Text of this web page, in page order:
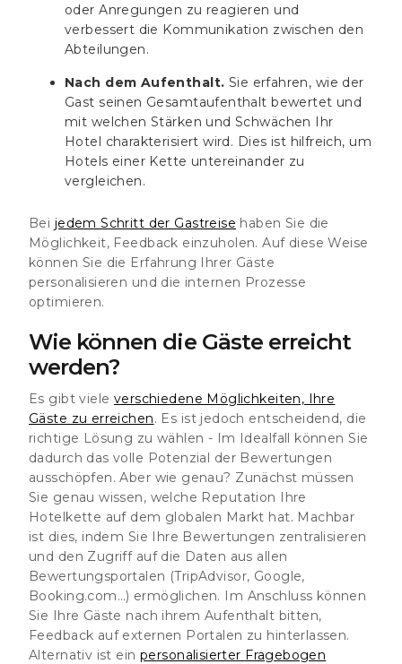
oder Anregungen zu reagieren und
verbessert die Kommunikation zwischen den
Abteilungen.
Nach dem Aufenthalt. Sie erfahren, wie der
Gast seinen Gesamtaufenthalt bewertet und
mit welchen Stärken und Schwächen Ihr
Hotel charakterisiert wird. Dies ist hilfreich, um
Hotels einer Kette untereinander zu
vergleichen.
Bei jedem Schritt der Gastreise haben Sie die
Möglichkeit, Feedback einzuholen. Auf diese Weise
können Sie die Erfahrung Ihrer Gäste
personalisieren und die internen Prozesse
optimieren.
Wie können die Gäste erreicht
werden?
Es gibt viele verschiedene Möglichkeiten, Ihre
Gäste zu erreichen. Es ist jedoch entscheidend, die
richtige Lösung zu wählen - Im Idealfall können Sie
dadurch das volle Potenzial der Bewertungen
ausschöpfen. Aber wie genau? Zunächst müssen
Sie genau wissen, welche Reputation Ihre
Hotelkette auf dem globalen Markt hat. Machbar
ist dies, indem Sie Ihre Bewertungen zentralisieren
und den Zugriff auf die Daten aus allen
Bewertungsportalen (TripAdvisor, Google,
Booking.com…) ermöglichen. Im Anschluss können
Sie Ihre Gäste nach ihrem Aufenthalt bitten,
Feedback auf externen Portalen zu hinterlassen.
Alternativ ist ein personalisierter Fragebogen